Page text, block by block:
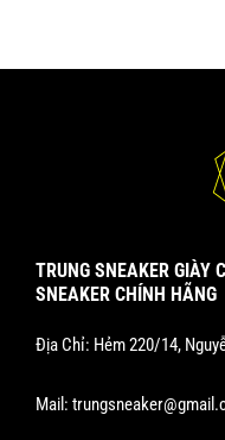
TRUNG SNEAKER GIÀY
SNEAKER CHÍNH HÃNG
Địa Chỉ: Hẻm 220/14,
Mail: